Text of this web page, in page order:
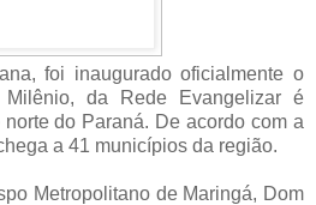
foi inaugurado oficialmente o
da Rede Evangelizar é
do Paraná. De acordo com a
a 41 municípios da região.
Metropolitano de Maringá, Dom